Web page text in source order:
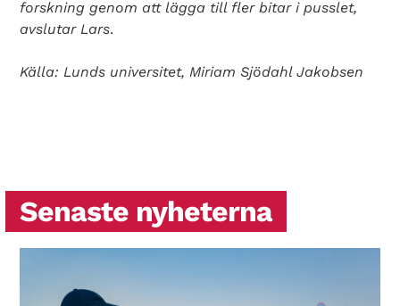
forskning genom att lägga till fler bitar i pusslet,
avslutar Lars.
Källa: Lunds universitet, Miriam Sjödahl Jakobsen
Senaste nyheterna